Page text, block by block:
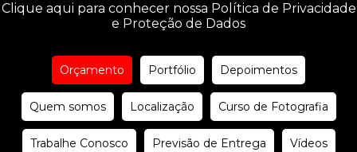
Clique aqui para conhecer nossa Política de Privacidade
e Proteção de Dados
Orçamento Portfólio Depoimentos
Quem somos Localização Curso de Fotografia
Trabalhe Conosco Previsão de Entrega Vídeos